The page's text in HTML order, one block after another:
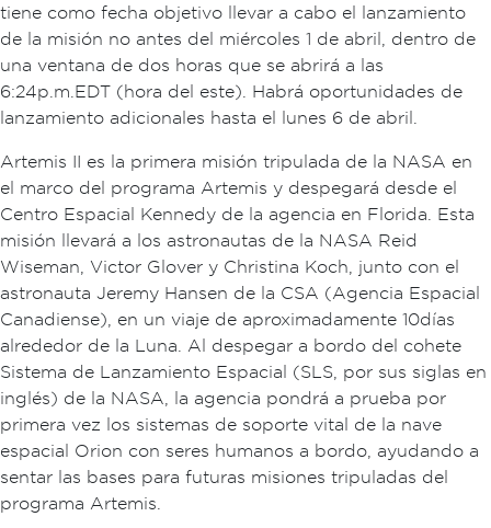
tiene como fecha objetivo llevar a cabo el lanzamiento
de la misión no antes del miércoles 1 de abril, dentro de
una ventana de dos horas que se abrirá a las
6:24 p.m. EDT (hora del este). Habrá oportunidades de
lanzamiento adicionales hasta el lunes 6 de abril.
Artemis II es la primera misión tripulada de la NASA en
el marco del programa Artemis y despegará desde el
Centro Espacial Kennedy de la agencia en Florida. Esta
misión llevará a los astronautas de la NASA Reid
Wiseman, Victor Glover y Christina Koch, junto con el
astronauta Jeremy Hansen de la CSA (Agencia Espacial
Canadiense), en un viaje de aproximadamente 10 días
alrededor de la Luna. Al despegar a bordo del cohete
Sistema de Lanzamiento Espacial (SLS, por sus siglas en
inglés) de la NASA, la agencia pondrá a prueba por
primera vez los sistemas de soporte vital de la nave
espacial Orion con seres humanos a bordo, ayudando a
sentar las bases para futuras misiones tripuladas del
programa Artemis.